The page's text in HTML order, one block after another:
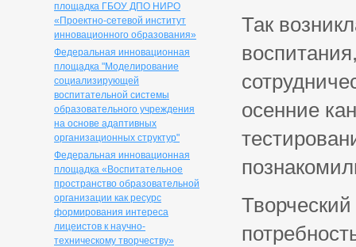
площадка ГБОУ ДПО НИРО
«Проектно-сетевой институт
инновационного образования»
Федеральная инновационная
площадка "Моделирование
социализирующей
воспитательной системы
образовательного учреждения
на основе адаптивных
организационных структур"
Федеральная инновационная
площадка «Воспитательное
пространство образовательной
организации как ресурс
формирования интереса
лицеистов к научно-
техническому творчеству»
Так
осенние